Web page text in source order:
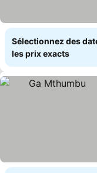
Sélectionnez des
les prix exacts